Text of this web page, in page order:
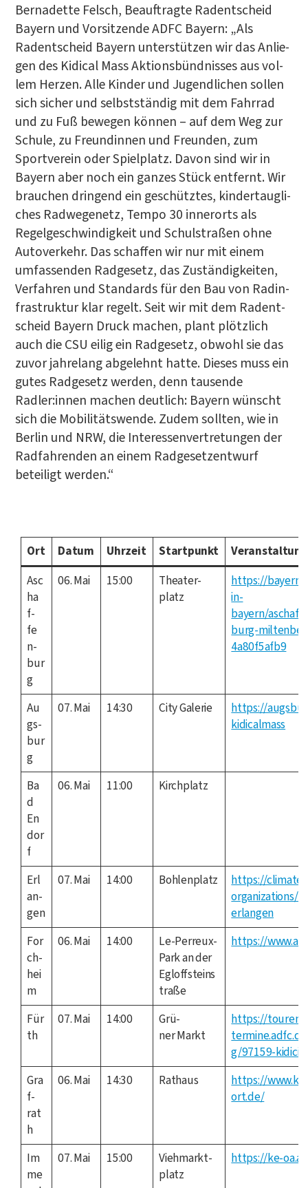
Ber­na­dette Felsch, Beauf­trag­te Radent­scheid
Bay­ern und Vor­sit­zen­de ADFC Bay­ern: „Als
Radent­scheid Bay­ern unter­stüt­zen wir das Anlie­
gen des Kidi­cal Mass Akti­ons­bünd­nis­ses aus vol­
lem Her­zen. Alle Kin­der und Jugend­li­chen sol­len
sich sicher und selbst­stän­dig mit dem Fahr­rad
und zu Fuß bewe­gen kön­nen – auf dem Weg zur
Schu­le, zu Freun­din­nen und Freun­den, zum
Sport­ver­ein oder Spiel­platz. Davon sind wir in
Bay­ern aber noch ein gan­zes Stück ent­fernt. Wir
brau­chen drin­gend ein geschütz­tes, kin­der­taug­li­
ches Rad­we­ge­netz, Tem­po 30 inner­orts als
Regel­ge­schwin­dig­keit und Schul­stra­ßen ohne
Auto­ver­kehr. Das schaf­fen wir nur mit einem
umfas­sen­den Rad­ge­setz, das Zustän­dig­kei­ten,
Ver­fah­ren und Stan­dards für den Bau von Rad­in­
fra­struk­tur klar regelt. Seit wir mit dem Radent­
scheid Bay­ern Druck machen, plant plötz­lich
auch die CSU eilig ein Rad­ge­setz, obwohl sie das
zuvor jah­re­lang abge­lehnt hat­te. Die­ses muss ein
gutes Rad­ge­setz wer­den, denn tau­sen­de
Radler:innen machen deut­lich: Bay­ern wünscht
sich die Mobi­li­täts­wen­de. Zudem soll­ten, wie in
Ber­lin und NRW, die Inter­es­sen­ver­tre­tun­gen der
Rad­fah­ren­den an einem Rad­ge­setz­ent­wurf
betei­ligt werden.“
Ort Datum Uhr­zeit Start­punkt
Asc
ha
f­
fe
n­
bur
g
06. Mai 15:00
Thea­ter­
platz
https://
in-
bayern/
burg-
4a80f5afb9
Au
gs­
bur
g
07. Mai 14:30 City Gale­rie
https://
kidicalmass
Ba
d
En
dor
f
06. Mai 11:00 Kirch­platz
Erl
an­
gen
07. Mai 14:00 Boh­len­platz
https://
organizations/
erlangen
For
ch­
hei
m
06. Mai 14:00
Le-Per­reux-
Park an der
Egloffsteins
traße
https://
Für
th
07. Mai 14:00
Grü­
ner Markt
https://touren-
g/97159-
Gra
f­
rat
h
06. Mai 14:30 Rat­haus
https://
ort.de/
Im
me
07. Mai 15:00
Vieh­markt­
platz
https://ke-